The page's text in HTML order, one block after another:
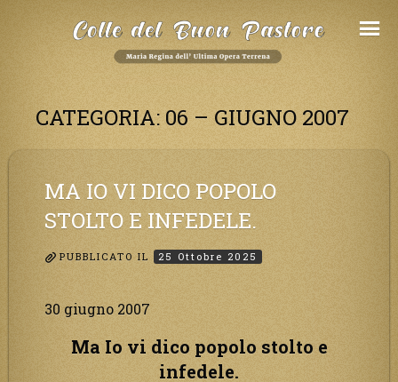
CATEGORIA: 06 – GIUGNO 2007
MA IO VI DICO POPOLO
STOLTO E INFEDELE.
PUBBLICATO IL 25 Ottobre 2025
30 giugno 2007
Ma Io vi dico popolo stolto e
infedele.